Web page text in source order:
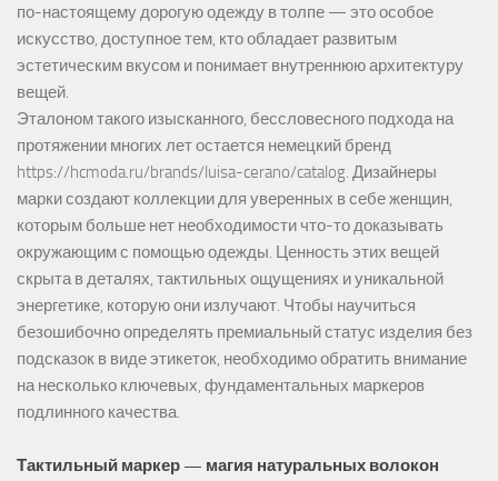
по-настоящему дорогую одежду в толпе — это особое
искусство, доступное тем, кто обладает развитым
эстетическим вкусом и понимает внутреннюю архитектуру
вещей.
Эталоном такого изысканного, бессловесного подхода на
протяжении многих лет остается немецкий бренд
https://hcmoda.ru/brands/luisa-cerano/catalog. Дизайнеры
марки создают коллекции для уверенных в себе женщин,
которым больше нет необходимости что-то доказывать
окружающим с помощью одежды. Ценность этих вещей
скрыта в деталях, тактильных ощущениях и уникальной
энергетике, которую они излучают. Чтобы научиться
безошибочно определять премиальный статус изделия без
подсказок в виде этикеток, необходимо обратить внимание
на несколько ключевых, фундаментальных маркеров
подлинного качества.
Тактильный маркер — магия натуральных волокон